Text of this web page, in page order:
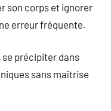
son corps et ignorer
erreur fréquente.
se précipiter dans
sans maîtrise